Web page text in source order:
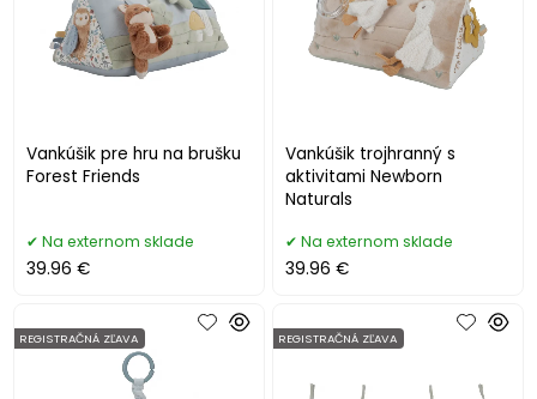
Vankúšik pre hru na brušku
Forest Friends
Na externom sklade
39.96 €
Vankúšik trojhranný s
aktivitami Newborn
Naturals
Na externom sklade
39.96 €
REGISTRAČNÁ ZĽAVA REGISTRAČNÁ ZĽAVA